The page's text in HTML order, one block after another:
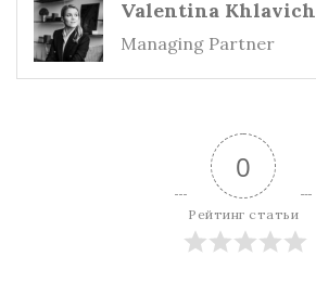
Valentina Khlavich
Managing Partner
0
Рейтинг статьи